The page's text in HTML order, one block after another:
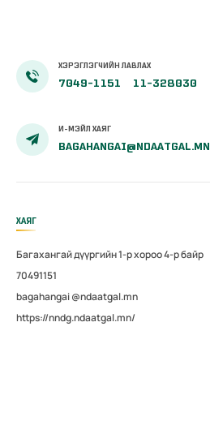
ХЭРЭГЛЭГЧИЙН ЛАВЛАХ
7049-1151 11-328030
И-МЭЙЛ ХАЯГ
BAGAHANGAI@NDAATGAL.MN
ХАЯГ
Багахангай дүүргийн 1-р хороо 4-р байр
70491151
bagahangai @ndaatgal.mn
https://nndg.ndaatgal.mn/